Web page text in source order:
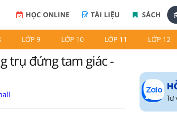
HỌC ONLINE TÀI LIỆU SÁCH
LỚP 9 LỚP 10 LỚP 11 LỚP 12
trụ đứng tam giác -